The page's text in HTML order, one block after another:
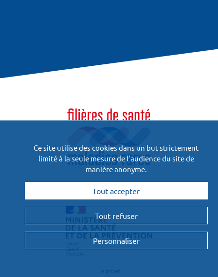
Financées
et pilotées par :
Le projet
Ce site utilise des cookies dans un but strictement
limité à la seule mesure de l’audience du site de
manière anonyme.
Tout accepter
Tout refuser
Personnaliser